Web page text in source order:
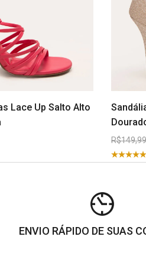
Lace Up Salto Alto
R$149,99
ENVIO RÁPIDO DE SUAS